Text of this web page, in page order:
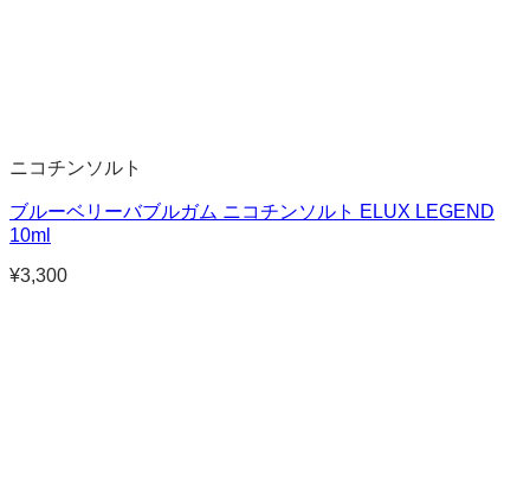
ニコチンソルト
ブルーベリーバブルガム ニコチンソルト ELUX LEGEND
10ml
¥3,300